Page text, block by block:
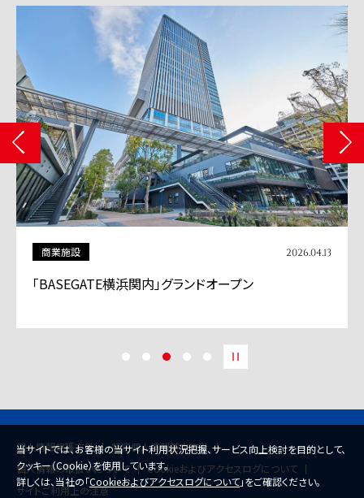
商業施設 2026.04.13
「BASEGATE横浜関内」グランドオープン
個人情報保護方針
特定個人情報基本方針
個人情報の取扱いについて
Cookieおよびアクセスログについて
サイトご利用上の注意
当サイトでは、お客様の当サイト利用状況把握、サービス向上検討を目的として、
クッキー（Cookie）を使用しています。
詳しくは、当社の「Cookieおよびアクセスログについて」をご確認ください。